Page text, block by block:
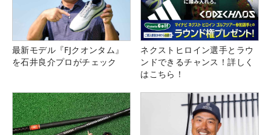
最新モデル『FJクオンタム』
を石井良介プロがチェック
ネクストヒロイン選手とラウ
ンドできるチャンス！詳しく
はこちら！